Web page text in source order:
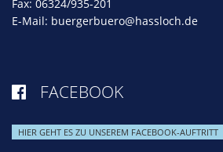
Fax: 06324/935-201
E-Mail: buergerbuero@hassloch.de
 FACEBOOK
HIER GEHT ES ZU UNSEREM FACEBOOK-AUFTRITT